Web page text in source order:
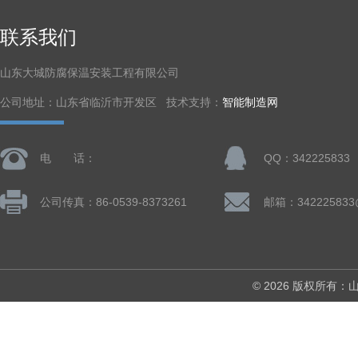
联系我们
山东大城防腐保温安装工程有限公司
公司地址：山东省临沂市开发区 技术支持： 智能制造网
电 话： QQ：342225833
公司传真：86-0539-8373261 邮箱：
© 2026 版权所有：